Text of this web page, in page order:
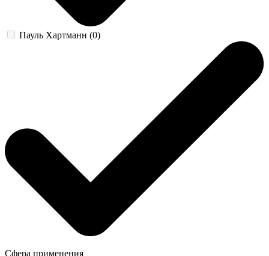
Пауль Хартманн (0)
Сфера применения